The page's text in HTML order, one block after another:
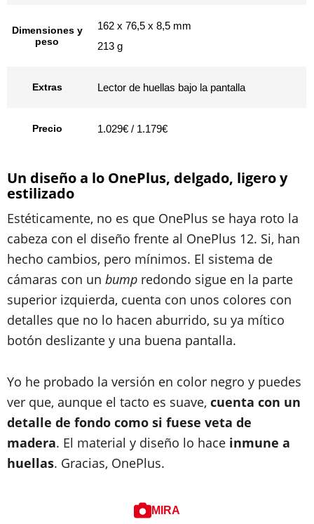
Dimensiones y
peso
162 x 76,5 x 8,5 mm
213 g
Extras Lector de huellas bajo la pantalla
Precio 1.029€ / 1.179€
Un diseño a lo OnePlus, delgado, ligero y
estilizado
Estéticamente, no es que OnePlus se haya roto la
cabeza con el diseño frente al OnePlus 12. Si, han
hecho cambios, pero mínimos. El sistema de
cámaras con un bump redondo sigue en la parte
superior izquierda, cuenta con unos colores con
detalles que no lo hacen aburrido, su ya mítico
botón deslizante y una buena pantalla.
Yo he probado la versión en color negro y puedes
ver que, aunque el tacto es suave, cuenta con un
detalle de fondo como si fuese veta de
madera. El material y diseño lo hace inmune a
huellas. Gracias, OnePlus.
MIRA